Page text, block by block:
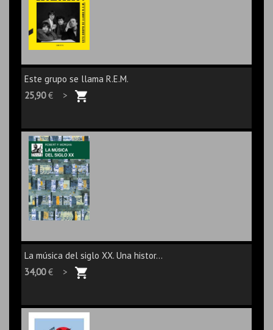
Este grupo se llama R.E.M.
25,90€ >
La música del siglo XX. Una histor...
34,00€ >